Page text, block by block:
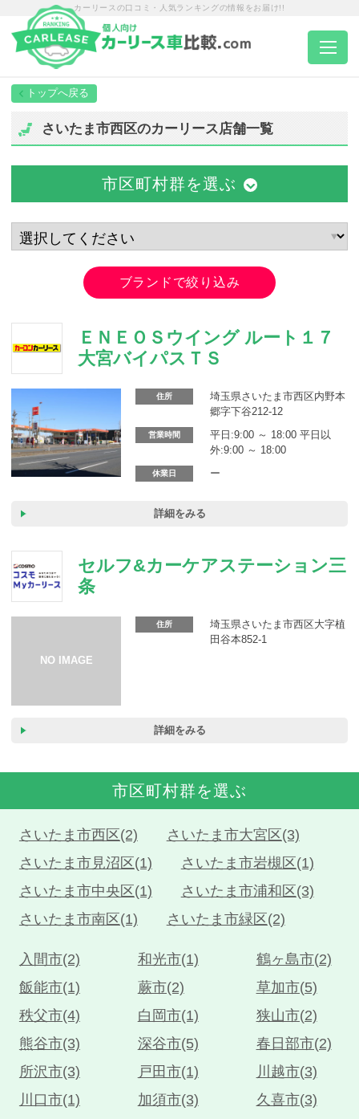
カーリースの口コミ・人気ランキングの情報をお届け!!
トップページ
エリア別ランキング
エリア別店舗一覧
カーリース体験談
お役立ち記事
さいたま市西区のカーリース店舗一覧
市区町村群を選ぶ
ブランドで絞り込み
ＥＮＥＯＳウイング ルート１７
大宮バイパスＴＳ
住所
埼玉県さいたま市西区内野本
郷字下谷212-12
営業時間
平日:9:00 ～ 18:00 平日以
外:9:00 ～ 18:00
休業日 ー
詳細をみる
セルフ&カーケアステーション三
条
住所
埼玉県さいたま市西区大字植
田谷本852-1
詳細をみる
市区町村群を選ぶ
さいたま市西区(2)
さいたま市大宮区(3)
さいたま市見沼区(1)
さいたま市岩槻区(1)
さいたま市中央区(1)
さいたま市浦和区(3)
さいたま市南区(1)
さいたま市緑区(2)
入間市(2) 和光市(1)
鶴ヶ島市(2)
飯能市(1)
蕨市(2)
草加市(5)
秩父市(4)
白岡市(1)
狭山市(2)
熊谷市(3)
深谷市(5)
春日部市(2)
所沢市(3)
戸田市(1)
川越市(3)
川口市(1)
加須市(3)
久喜市(3)